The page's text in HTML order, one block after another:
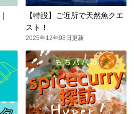
【特設】ご近所で天然魚クエ
スト！
2025年12年08日更新